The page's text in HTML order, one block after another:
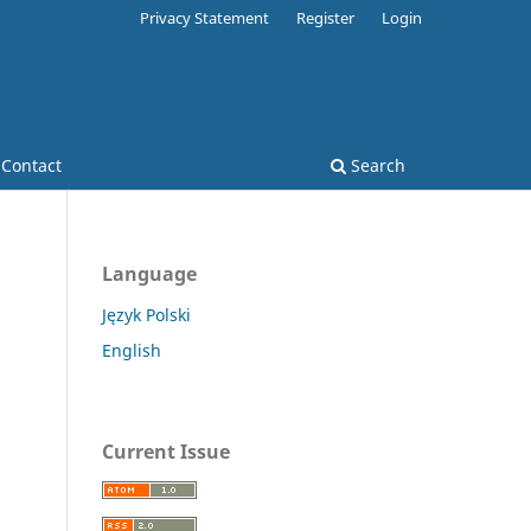
Contact Search
Privacy Statement Register Login
Language
Język Polski
English
Current Issue